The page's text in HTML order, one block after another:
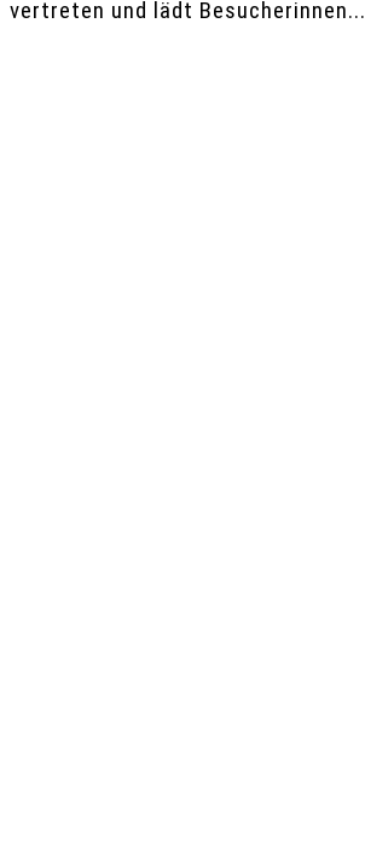
vertreten und lädt Besucherinnen...